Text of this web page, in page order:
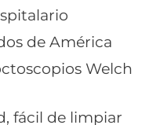
de América
Welch
fácil de limpiar